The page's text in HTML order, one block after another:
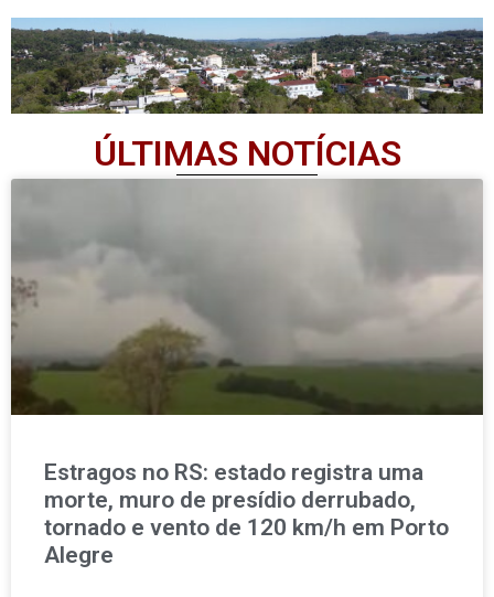
ÚLTIMAS NOTÍCIAS
Estragos no RS: estado registra uma
morte, muro de presídio derrubado,
tornado e vento de 120 km/h em Porto
Alegre